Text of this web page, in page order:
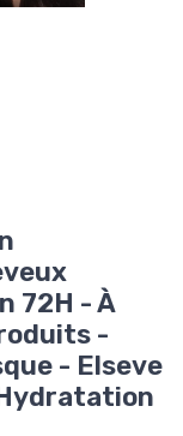
72H - À
-
- Elseve